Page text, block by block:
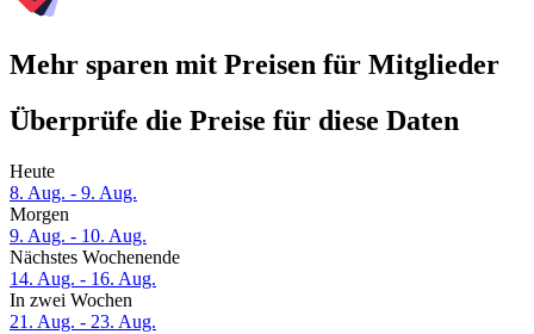
Mehr sparen mit Preisen für Mitglieder
Überprüfe die Preise für diese Daten
Heute
8. Aug. - 9. Aug.
Morgen
9. Aug. - 10. Aug.
Nächstes Wochenende
14. Aug. - 16. Aug.
In zwei Wochen
21. Aug. - 23. Aug.